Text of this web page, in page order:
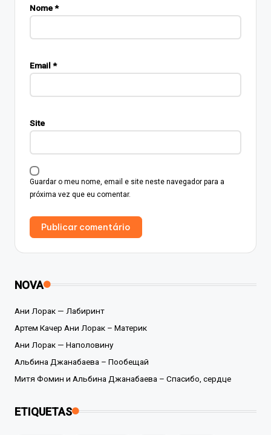
Nome*
Email *
Site
Guardar o meu nome, email e site neste navegador para a
próxima vez que eu comentar.
NOVA
Ани Лорак — Лабиринт
Артем Качер Ани Лорак – Материк
Ани Лорак — Наполовину
Альбина Джанабаева – Пообещай
Митя Фомин и Альбина Джанабаева – Спасибо, сердце
ETIQUETAS